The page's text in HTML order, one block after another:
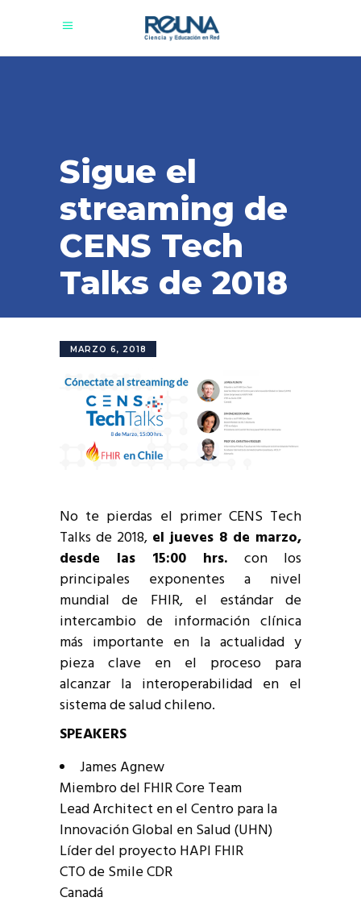
Sigue el
streaming de
CENS Tech
Talks de 2018
MARZO 6, 2018
No te pierdas el primer CENS Tech
Talks de 2018, el jueves 8 de marzo,
desde las 15:00 hrs. con los
principales exponentes a nivel
mundial de FHIR, el estándar de
intercambio de información clínica
más importante en la actualidad y
pieza clave en el proceso para
alcanzar la interoperabilidad en el
sistema de salud chileno.
SPEAKERS
James Agnew
Miembro del FHIR Core Team
Lead Architect en el Centro para la
Innovación Global en Salud (UHN)
Líder del proyecto HAPI FHIR
CTO de Smile CDR
Canadá